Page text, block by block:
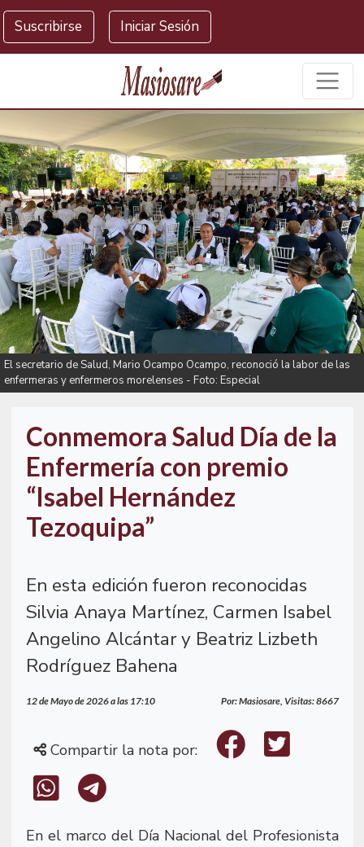
Masiosare agencia de noticias
Suscribirse Iniciar Sesión
El secretario de Salud, Mario Ocampo Ocampo, reconoció la labor de las
enfermeras y enfermeros morelenses - Foto: Especial
Conmemora Salud Día de la
Enfermería con premio
“Isabel Hernández
Tezoquipa”
En esta edición fueron reconocidas
Silvia Anaya Martínez, Carmen Isabel
Angelino Alcántar y Beatriz Lizbeth
Rodríguez Bahena
12 de Mayo de 2026 a las 17:10 Por: Masiosare, Visitas: 8667
Compartir la nota por:
En el marco del Día Nacional del Profesionista